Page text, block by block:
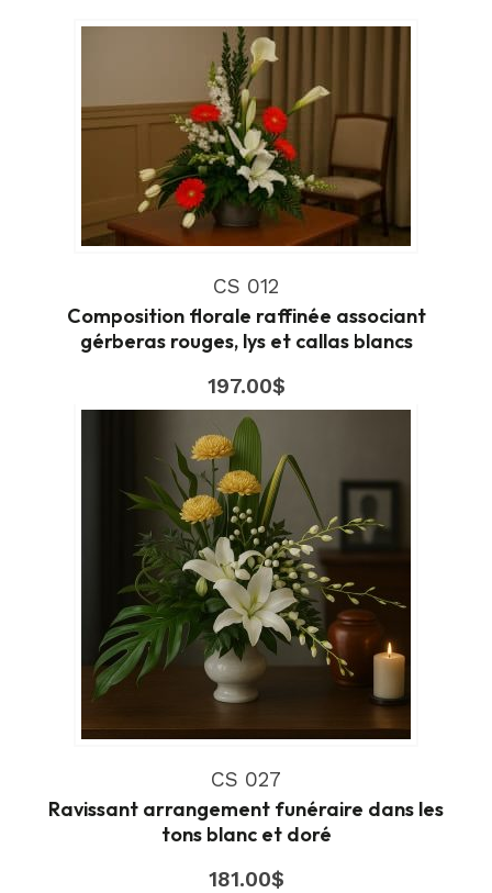
CS 012
Composition florale raffinée associant
gérberas rouges, lys et callas blancs
197.00$
CS 027
Ravissant arrangement funéraire dans les
tons blanc et doré
181.00$